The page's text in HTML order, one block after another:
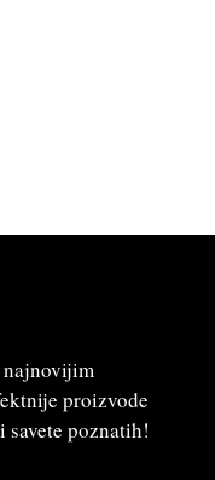
najnovijim
proizvode
poznatih!